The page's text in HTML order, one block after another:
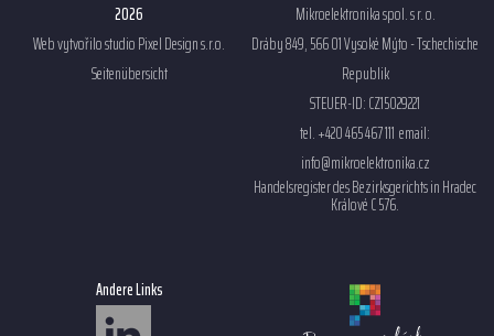
2026
Web vytvořilo studioPixel Design s.r.o.
Seitenübersicht
Mikroelektronika spol. s r. o.
Dráby 849, 566 01 Vysoké Mýto - Tschechische
Republik
STEUER-ID: CZ15029221
tel. +420 465 467 111 email:
info@mikroelektronika.cz
Handelsregister des Bezirksgerichts in Hradec
Králové C 576.
Andere Links